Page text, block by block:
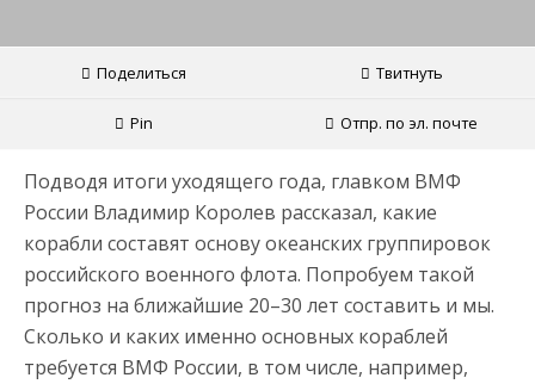
Поделиться Твитнуть
Pin Отпр. по эл. почте
Подводя итоги уходящего года, главком ВМФ
России Владимир Королев рассказал, какие
корабли составят основу океанских группировок
российского военного флота. Попробуем такой
прогноз на ближайшие 20–30 лет составить и мы.
Сколько и каких именно основных кораблей
требуется ВМФ России, в том числе, например,